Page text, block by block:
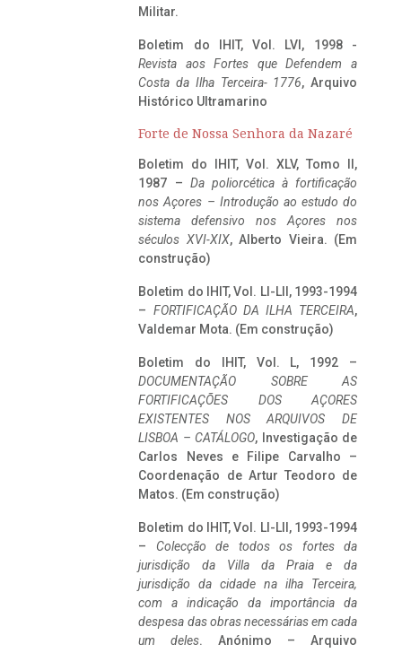
Militar.
Boletim do IHIT, Vol. LVI, 1998 -
Revista aos Fortes que Defendem a
Costa da Ilha Terceira- 1776, Arquivo
Histórico Ultramarino
Forte de Nossa Senhora da Nazaré
Boletim do IHIT, Vol. XLV, Tomo II,
1987 – Da poliorcética à fortificação
nos Açores – Introdução ao estudo do
sistema defensivo nos Açores nos
séculos XVI-XIX, Alberto Vieira. (Em
construção)
Boletim do IHIT, Vol. LI-LII, 1993-1994
– FORTIFICAÇÃO DA ILHA TERCEIRA,
Valdemar Mota. (Em construção)
Boletim do IHIT, Vol. L, 1992 –
DOCUMENTAÇÃO SOBRE AS
FORTIFICAÇÕES DOS AÇORES
EXISTENTES NOS ARQUIVOS DE
LISBOA – CATÁLOGO, Investigação de
Carlos Neves e Filipe Carvalho –
Coordenação de Artur Teodoro de
Matos. (Em construção)
Boletim do IHIT, Vol. LI-LII, 1993-1994
– Colecção de todos os fortes da
jurisdição da Villa da Praia e da
jurisdição da cidade na ilha Terceira,
com a indicação da importância da
despesa das obras necessárias em cada
um deles. Anónimo – Arquivo